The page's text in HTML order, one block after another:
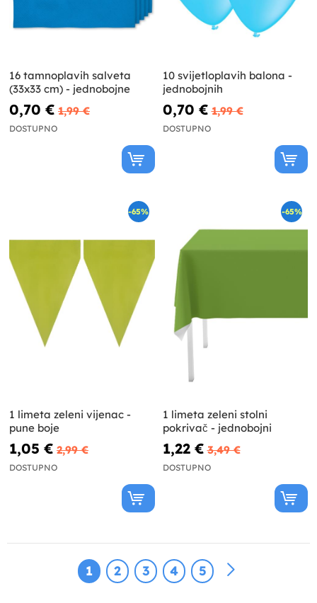
16 tamnoplavih salveta
(33x33 cm) - jednobojne
0,70 € 1,99 €
DOSTUPNO
10 svijetloplavih balona -
jednobojnih
0,70 € 1,99 €
DOSTUPNO
-65%
1 limeta zeleni vijenac -
pune boje
1,05 € 2,99 €
DOSTUPNO
-65%
1 limeta zeleni stolni
pokrivač - jednobojni
1,22 € 3,49 €
DOSTUPNO
1 2 3 4 5